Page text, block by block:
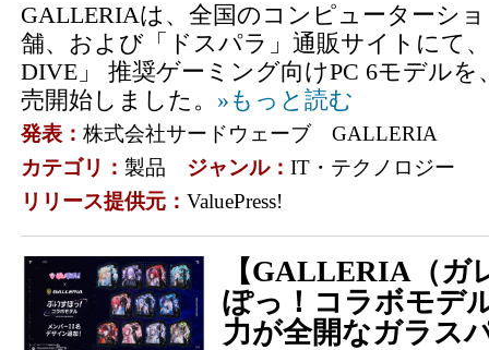
GALLERIAは、全国のコンピューターシ
舗、および「ドスパラ」通販サイトにて
DIVE」 推奨ゲーミング向けPC 6モデルを
売開始しました。 »もっと読む
発表： 株式会社サードウェーブ GALLERIA
カテゴリ： 製品 ジャンル： IT・テクノロジー
リリース提供元： ValuePress!
【GALLERIA（ガ
ぽっ！コラボモデ
力が全開なガラス